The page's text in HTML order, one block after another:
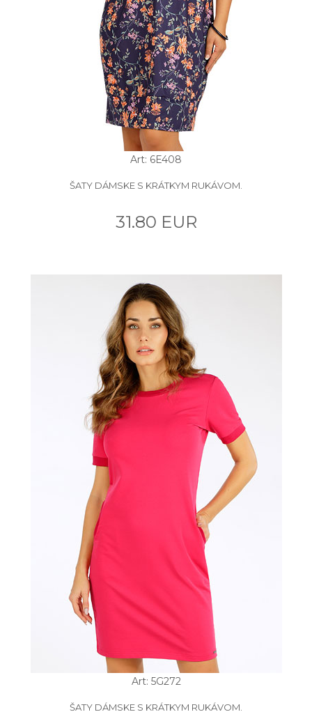
Art: 6E408
ŠATY DÁMSKE S KRÁTKYM RUKÁVOM.
31.80 EUR
Art: 5G272
ŠATY DÁMSKE S KRÁTKYM RUKÁVOM.